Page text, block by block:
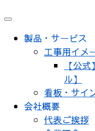
製品・サービス
工事用イメ
【公
ル】
看板・サイ
会社概要
代表ご挨拶